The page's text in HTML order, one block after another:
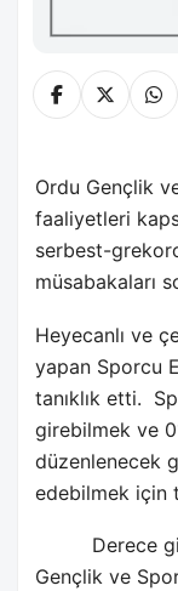
Ordu Gençlik
faaliyetleri
serbest-
müsabakaları
Heyecanlı ve
yapan Sporcu
tanıklık etti.
girebilmek ve
düzenlenecek
edebilmek için
Derece
Gençlik ve